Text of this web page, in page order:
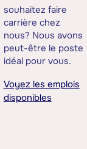
souhaitez faire
carrière chez
nous? Nous avons
peut-être le poste
idéal pour vous.
Voyez les emplois
disponibles